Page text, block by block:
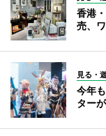
香港
売、
見る・
今年
ター